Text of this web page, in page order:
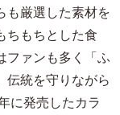
も厳選した素材を
ちもちとした食
ファンも多く「ふ
伝統を守りながら
に発売したカラ